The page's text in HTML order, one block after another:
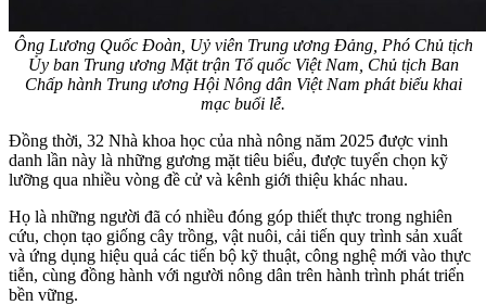
Ông Lương Quốc Đoàn, Uỷ viên Trung ương Đảng, Phó Chủ tịch
Ủy ban Trung ương Mặt trận Tổ quốc Việt Nam, Chủ tịch Ban
Chấp hành Trung ương Hội Nông dân Việt Nam phát biểu khai
mạc buổi lễ.
Đồng thời, 32 Nhà khoa học của nhà nông năm 2025 được vinh
danh lần này là những gương mặt tiêu biểu, được tuyển chọn kỹ
lưỡng qua nhiều vòng đề cử và kênh giới thiệu khác nhau.
Họ là những người đã có nhiều đóng góp thiết thực trong nghiên
cứu, chọn tạo giống cây trồng, vật nuôi, cải tiến quy trình sản xuất
và ứng dụng hiệu quả các tiến bộ kỹ thuật, công nghệ mới vào thực
tiễn, cùng đồng hành với người nông dân trên hành trình phát triển
bền vững.